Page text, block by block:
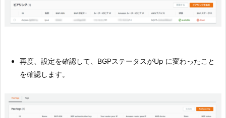
再度、設定を確認して、BGPステータスがUp に変わったこと
を確認します。